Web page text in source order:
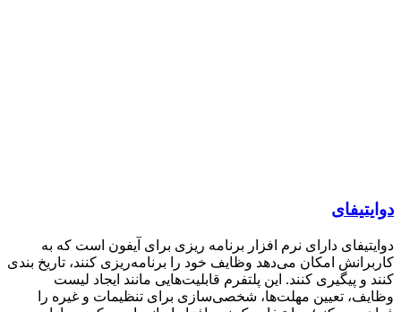
دارای نرم افزار برنامه ریزی برای آیفون است که به
امکان می‌دهد وظایف خود را برنامه‌ریزی کنند، تاریخ بندی
و پیگیری کنند. این پلتفرم قابلیت‌هایی مانند ایجاد لیست
تعیین مهلت‌ها، شخصی‌سازی برای تنظیمات و غیره را